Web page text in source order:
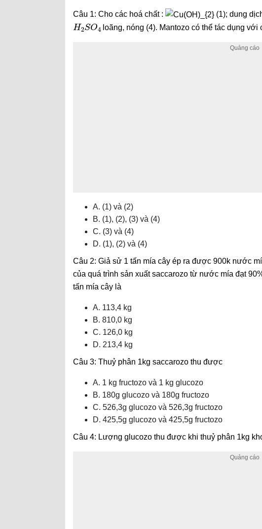
Câu 1: Cho các hoá chất : (1); dung
H2 SO 4
loãng, nóng (4). Mantozo có thể tác dụng với
A. (1) và (2)
B. (1), (2), (3) và (4)
C. (3) và (4)
D. (1), (2) và (4)
Câu 2: Giả sử 1 tấn mía cây ép ra được 900k nước
của quá trình sản xuất saccarozo từ nước mía đạt
tấn mía cây là
A. 113,4 kg
B. 810,0 kg
C. 126,0 kg
D. 213,4 kg
Câu 3: Thuỷ phân 1kg saccarozo thu được
A. 1 kg fructozo và 1 kg glucozo
B. 180g glucozo và 180g fructozo
C. 526,3g glucozo và 526,3g fructozo
D. 425,5g glucozo và 425,5g fructozo
Câu 4: Lượng glucozo thu được khi thuỷ phân 1kg